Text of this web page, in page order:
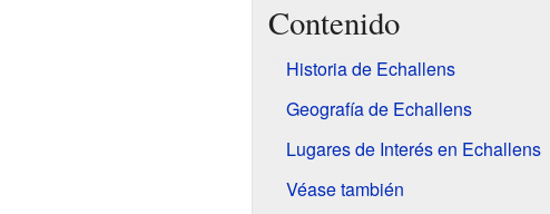
Contenido
Historia de Echallens
Geografía de Echallens
Lugares de Interés en Echallens
Véase también